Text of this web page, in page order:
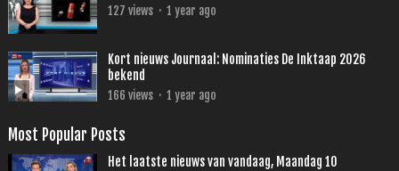
127 views · 1 year ago
Kort nieuws Journaal: Nominaties De Inktaap 2026
bekend
166 views · 1 year ago
Most Popular Posts
Het laatste nieuws van vandaag, Maandag 10